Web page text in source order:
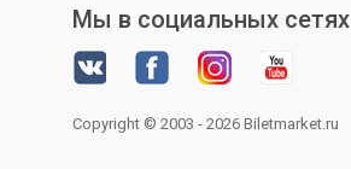
Мы в социальных сетях
Copyright © 2003 - 2026 Biletmarket.ru